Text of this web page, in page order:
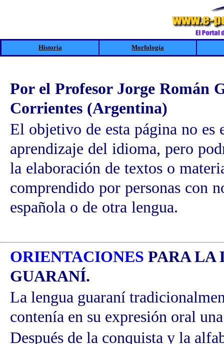
Historia Morfología
Por el Profesor Jorge Román
Corrientes (Argentina)
El objetivo de esta página no es
aprendizaje del idioma, pero
la elaboración de textos o
comprendido por personas con
española o de otra lengua.
ORIENTACIONES PARA LA
GUARANÍ.
La lengua guaraní
contenía en su expresión oral
Después de la conquista y la